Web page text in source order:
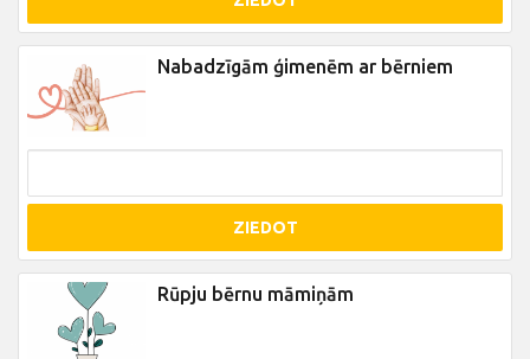
Nabadzīgām ģimenēm ar bērniem
ZIEDOT
Rūpju bērnu māmiņām